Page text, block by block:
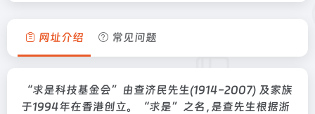
网址介绍 常见问题
“求是科技基金会”由查济民先生(1914-2007) 及家族
于1994年在香港创立。“求是”之名﹐是查先生根据浙